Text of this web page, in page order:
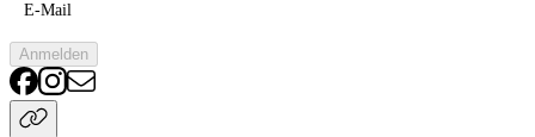
E-Mail
Anmelden